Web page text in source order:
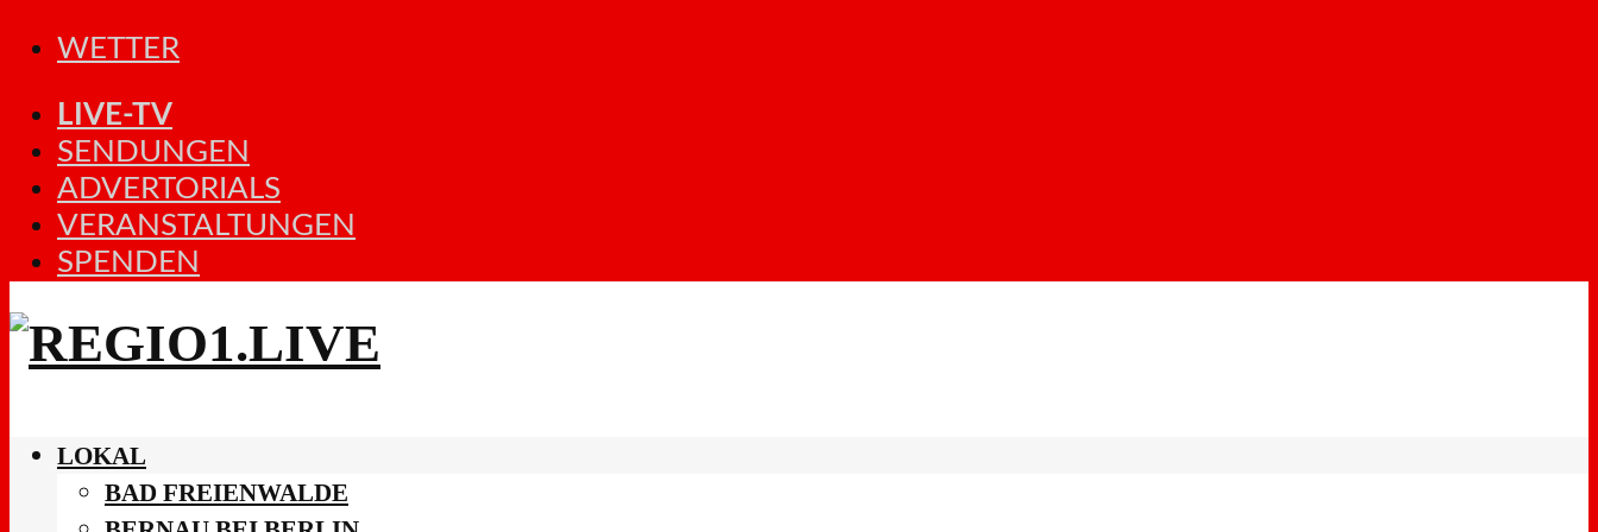
WETTER
LIVE-TV
SENDUNGEN
ADVERTORIALS
VERANSTALTUNGEN
SPENDEN
LOKAL
BAD FREIENWALDE